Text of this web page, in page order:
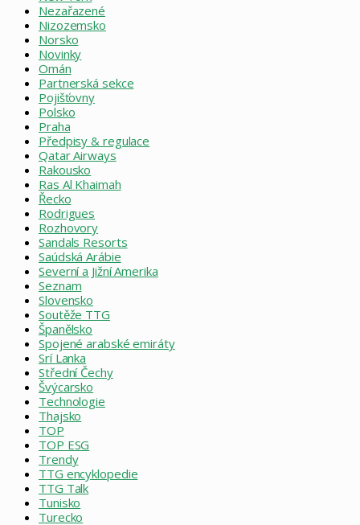
Nezařazené
Nizozemsko
Norsko
Novinky
Omán
Partnerská sekce
Pojišťovny
Polsko
Praha
Předpisy & regulace
Qatar Airways
Rakousko
Ras Al Khaimah
Řecko
Rodrigues
Rozhovory
Sandals Resorts
Saúdská Arábie
Severní a Jižní Amerika
Seznam
Slovensko
Soutěže TTG
Španělsko
Spojené arabské emiráty
Srí Lanka
Střední Čechy
Švýcarsko
Technologie
Thajsko
TOP
TOP ESG
Trendy
TTG encyklopedie
TTG Talk
Tunisko
Turecko